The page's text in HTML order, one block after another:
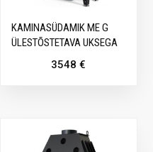
KAMINASÜDAMIK ME G
ÜLESTÕSTETAVA UKSEGA
3548€